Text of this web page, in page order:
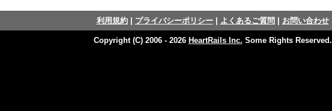
利用規約| プライバシーポリシー| よくあるご質問 | お問い合わせ
Copyright (C) 2006 - 2026 HeartRails Inc. Some Rights Reserved.